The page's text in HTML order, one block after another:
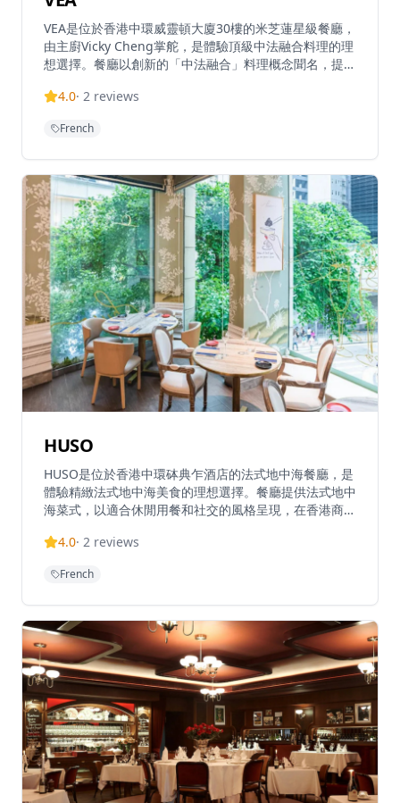
VEA是位於香港中環威靈頓大廈30樓的米芝蓮星級餐廳，
由主廚Vicky Cheng掌舵，是體驗頂級中法融合料理的理
想選擇。餐廳以創新的「中法融合」料理概念聞名，提供
回憶的故事，展現了中法料理的完美融合。VEA獲得亞洲
麗景色，無論是日間還是夜晚，都能欣賞到香港的迷人景
享受浪漫晚餐，讓客人在欣賞壯麗景色的同時，品味精緻
的中法融合料理，感受主廚的創意與用心。
4.0· 2 reviews
French
HUSO
HUSO是位於香港中環砵典乍酒店的法式地中海餐廳，是
體驗精緻法式地中海美食的理想選擇。餐廳提供法式地中
海菜式，以適合休閒用餐和社交的風格呈現，在香港商業
式優雅與地中海風情，適合情侶約會、商務宴請或慶祝特
隊精心烹製，確保呈現最正宗的風味。無論是想要享受浪
餐體驗，讓客人在舒適的環境中享受美食與美好時光。
4.0· 2 reviews
French